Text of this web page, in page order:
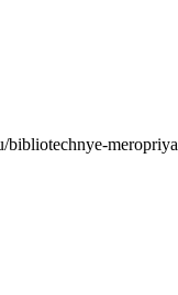
bibliotechnye-